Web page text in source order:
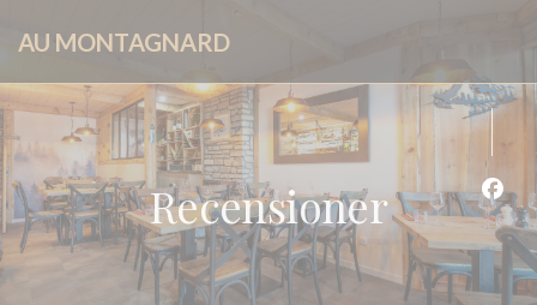
AU MONTAGNARD
Recensioner